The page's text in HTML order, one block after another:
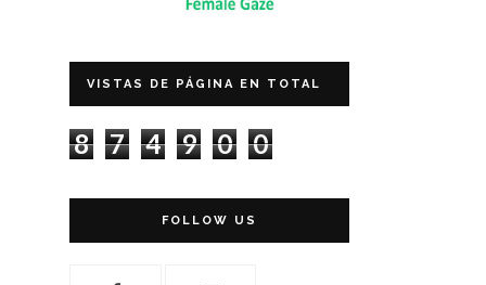
VISTAS DE PÁGINA EN TOTAL
8 7 4 9 0 0
FOLLOW US